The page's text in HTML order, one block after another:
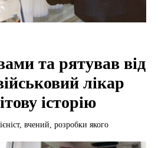
та рятував від
лікар
історію
вчений, розробки якого